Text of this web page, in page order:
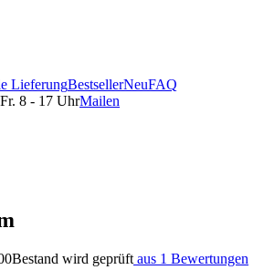
LieferungBestsellerNeuFAQ
8 - 17 UhrMailen
Bestand wird geprüft aus 1 Bewertungen